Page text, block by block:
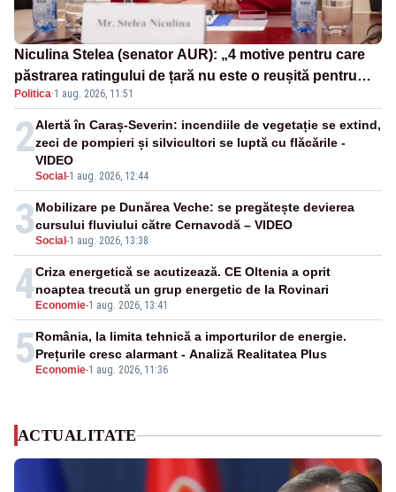
Niculina Stelea (senator AUR): „4 motive pentru care
păstrarea ratingului de țară nu este o reușită pentru
Guvernul Bolojan”
Politica·1 aug. 2026, 11:51
2
Social -1 aug. 2026, 12:44
Alertă în Caraș-Severin: incendiile de vegetație se extind,
zeci de pompieri și silvicultori se luptă cu flăcările -
VIDEO
3Social -1 aug. 2026, 13:38
Mobilizare pe Dunărea Veche: se pregătește devierea
cursului fluviului către Cernavodă – VIDEO
4 Economie-1 aug. 2026, 13:41
Criza energetică se acutizează. CE Oltenia a oprit
noaptea trecută un grup energetic de la Rovinari
5 Economie-1 aug. 2026, 11:36
România, la limita tehnică a importurilor de energie.
Prețurile cresc alarmant - Analiză Realitatea Plus
ACTUALITATE